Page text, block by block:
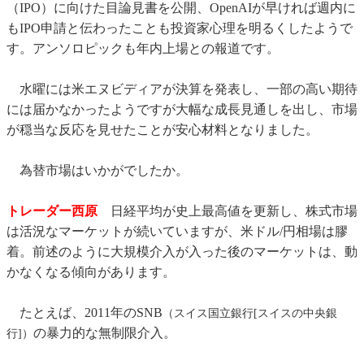
（IPO）に向けた目論見書を公開、OpenAIが早ければ週内に
もIPO申請と伝わったことも投資家心理を明るくしたようで
す。アンソロピックも年内上場との報道です。
水曜には米エヌビディアが決算を発表し、一部の高い期待
には届かなかったようですが大幅な成長見通しを出し、市場
が穏当な反応を見せたことが安心材料となりました。
為替市場はいかがでしたか。
トレーダー西原 日経平均が史上最高値を更新し、株式市場
は活況なマーケットが続いていますが、米ドル/円相場は膠
着。前述のように大規模介入が入った後のマーケットは、動
かなくなる傾向があります。
たとえば、2011年のSNB （スイス国立銀行[スイスの中央銀
行]） の暴力的な無制限介入。